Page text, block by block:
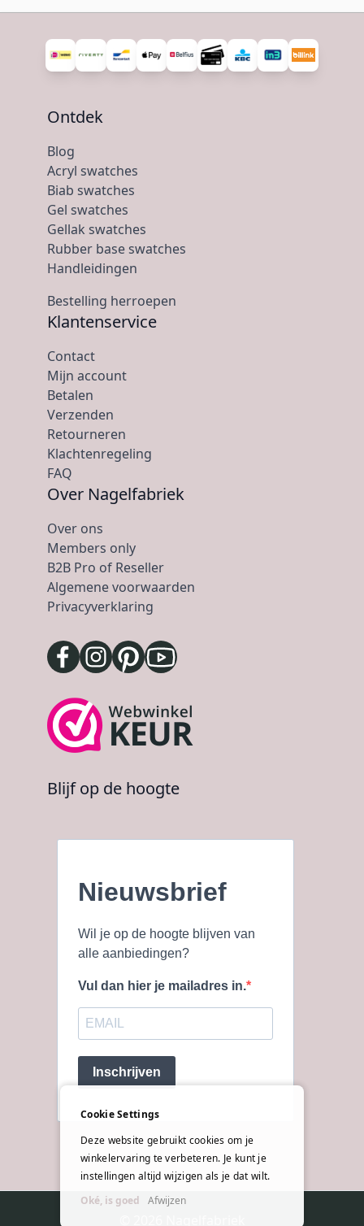
Ontdek
Blog
Acryl swatches
Biab swatches
Gel swatches
Gellak swatches
Rubber base swatches
Handleidingen
Bestelling herroepen
Klantenservice
Contact
Mijn account
Betalen
Verzenden
Retourneren
Klachtenregeling
FAQ
Over Nagelfabriek
Over ons
Members only
B2B Pro of Reseller
Algemene voorwaarden
Privacyverklaring
Blijf op de hoogte
Nieuwsbrief
Wil je op de hoogte blijven van
alle aanbiedingen?
Vul dan hier je mailadres in.
Inschrijven
Cookie Settings
Deze website gebruikt cookies om je
winkelervaring te verbeteren. Je kunt je
instellingen altijd wijzigen als je dat wilt.
Oké, is goed
Afwijzen